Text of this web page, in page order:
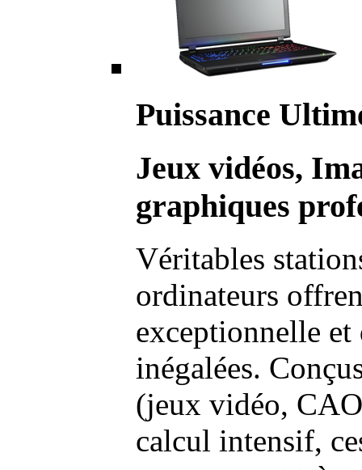
Puissance
Jeux vidéos,
graphiques
Véritables
ordinateurs
exceptionnelle et
inégalées.
(jeux vidéo,
calcul intensif,